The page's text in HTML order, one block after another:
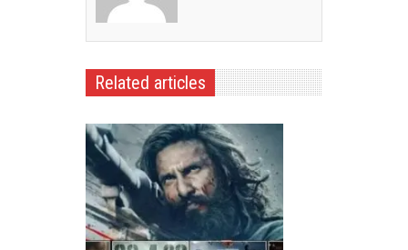
Related articles